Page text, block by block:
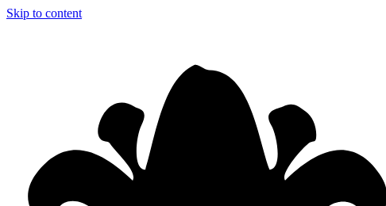
Skip to content